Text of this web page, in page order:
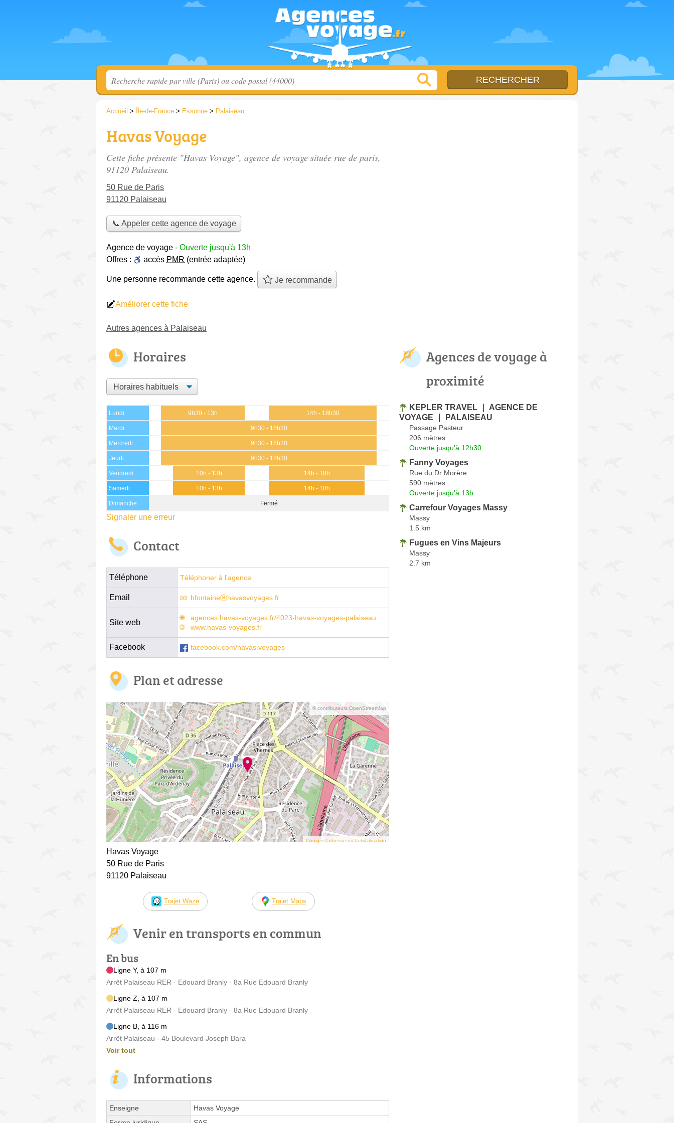
Accueil > Île-de-France > Essonne > Palaiseau
Havas Voyage
Cette fiche présente "Havas Voyage", agence de voyage située rue de paris,
91120 Palaiseau.
50 Rue de Paris
91120 Palaiseau
📞 Appeler cette agence de voyage
Agence de voyage - Ouverte jusqu'à 13h
Offres :
accès PMR (entrée adaptée)
Une personne recommande cette agence. Je recommande
Améliorer cette fiche
Autres agences à Palaiseau
Horaires
Lundi 9h30 - 13h 14h - 18h30
Mardi 9h30 - 18h30
Mercredi 9h30 - 18h30
Jeudi 9h30 - 18h30
Vendredi 10h - 13h 14h - 18h
Samedi 10h - 13h 14h - 18h
Dimanche Fermé
Signaler une erreur
Contact
Téléphone Téléphoner à l'agence
Email hfontaineⓐhavasvoyages.fr
Site web
agences.havas-voyages.fr/4023-havas-voyages-palaiseau
www.havas-voyages.fr
Facebook facebook.com/havas.voyages
Plan et adresse
© contributeurs OpenStreetMap
Corriger l’adresse ou la localisation
Havas Voyage
50 Rue de Paris
91120 Palaiseau
Trajet Waze Trajet Maps
Venir en transports en commun
En bus
Ligne Y, à 107 m
Arrêt Palaiseau RER - Edouard Branly - 8a Rue Edouard Branly
Ligne Z, à 107 m
Arrêt Palaiseau RER - Edouard Branly - 8a Rue Edouard Branly
Ligne B, à 116 m
Arrêt Palaiseau - 45 Boulevard Joseph Bara
Voir tout
Informations
Enseigne
Havas Voyage
Agences de voyage à
proximité
KEPLER TRAVEL ｜ AGENCE DE
VOYAGE ｜ PALAISEAU
Passage Pasteur
206 mètres
Ouverte jusqu'à 12h30
Fanny Voyages
Rue du Dr Morère
590 mètres
Ouverte jusqu'à 13h
Carrefour Voyages Massy
Massy
1.5 km
Fugues en Vins Majeurs
Massy
2.7 km